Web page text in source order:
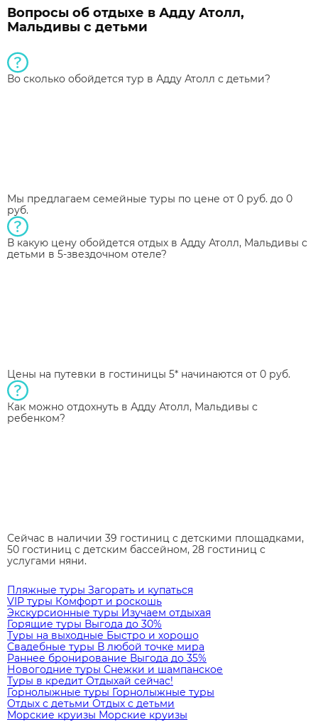
Вопросы об отдыхе в Адду Атолл,
Мальдивы с детьми
Во сколько обойдется тур в Адду Атолл с детьми?
Мы предлагаем семейные туры по цене от 0 руб. до 0
руб.
В какую цену обойдется отдых в Адду Атолл, Мальдивы с
детьми в 5-звездочном отеле?
Цены на путевки в гостиницы 5* начинаются от 0 руб.
Как можно отдохнуть в Адду Атолл, Мальдивы с
ребенком?
Сейчас в наличии 39 гостиниц с детскими площадками,
50 гостиниц с детским бассейном, 28 гостиниц с
услугами няни.
Пляжные туры Загорать и купаться
VIP туры Комфорт и роскошь
Экскурсионные туры Изучаем отдыхая
Горящие туры Выгода до 30%
Туры на выходные Быстро и хорошо
Свадебные туры В любой точке мира
Раннее бронирование Выгода до 35%
Новогодние туры Снежки и шампанское
Туры в кредит Отдыхай сейчас!
Горнолыжные туры Горнолыжные туры
Отдых с детьми Отдых с детьми
Морские круизы Морские круизы